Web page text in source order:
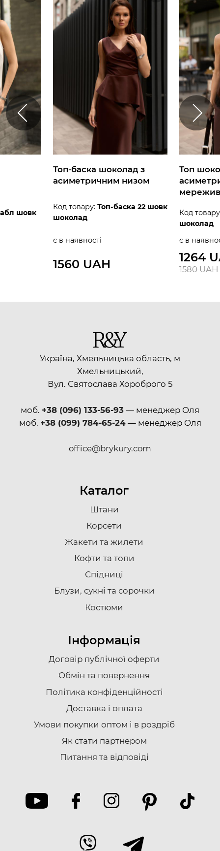
шовк
Топ-баска шоколад з
асиметричним низом
Код товару: Топ-баска 22 шовк
шоколад
є в наявності
1560 UAH
Топ
Код
шоколад
є в
1264
1580 UAH
Україна, Хмельницька область, м
Хмельницький,
Вул. Святослава Хороброго 5
моб. +38 (096) 133-56-93 — менеджер Оля
моб. +38 (099) 784-65-24— менеджер Оля
office@brykury.com
Каталог
Штани
Корсети
Жакети та жилети
Кофти та топи
Спідниці
Блузи, сукні та сорочки
Костюми
Інформація
Договір публічної оферти
Обмін та повернення
Політика конфіденційності
Доставка i оплата
Умови покупки оптом і в роздріб
Як стати партнером
Питання та відповіді